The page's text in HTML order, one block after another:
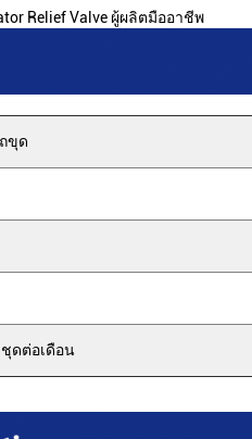
Relief Valve ผู้ผลิตมืออาชีพ
ขุด
ดต่อเดือน